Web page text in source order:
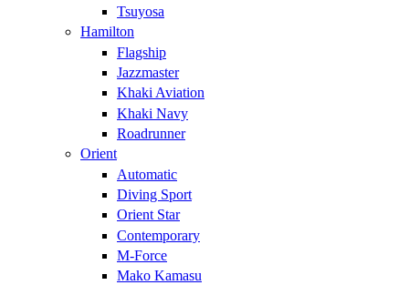
Tsuyosa
Hamilton
Flagship
Jazzmaster
Khaki Aviation
Khaki Navy
Roadrunner
Orient
Automatic
Diving Sport
Orient Star
Contemporary
M-Force
Mako Kamasu